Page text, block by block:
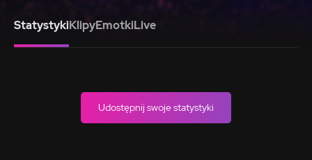
StatystykiKlipyEmotkiLive
Udostępnij swoje statystyki